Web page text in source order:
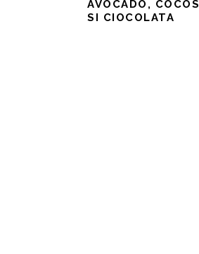
AVOCADO, COCOS
SI CIOCOLATA